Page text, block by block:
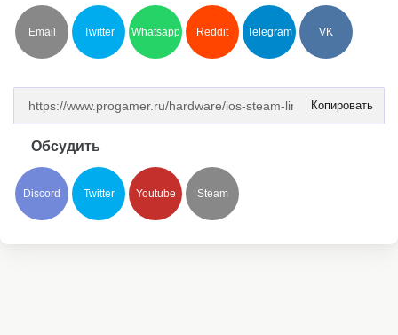
Email Twitter Whatsapp Reddit Telegram VK
Копировать
Обсудить
Discord Twitter Youtube Steam